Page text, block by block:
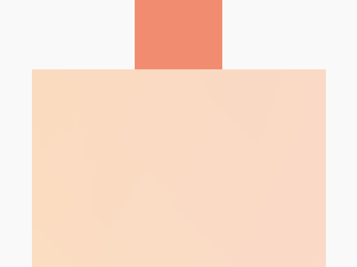
окружить ребенка заботой и вниманием,